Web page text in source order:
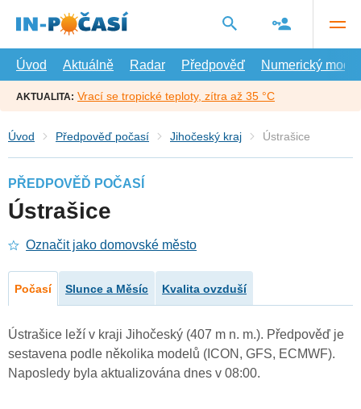
hlavní
Úvod
Aktuálně Radar Předpověď Numerický model
AKTUALITA: Vrací se tropické teploty, zítra až 35 °C
Úvod Předpověď počasí Jihočeský kraj Ústrašice
PŘEDPOVĚĎ POČASÍ
Ústrašice
Označit jako domovské město
Počasí Slunce a Měsíc Kvalita ovzduší
Ústrašice leží v kraji Jihočeský (407 m n. m.). Předpověď je
sestavena podle několika modelů (ICON, GFS, ECMWF).
Naposledy byla aktualizována dnes v 08:00.